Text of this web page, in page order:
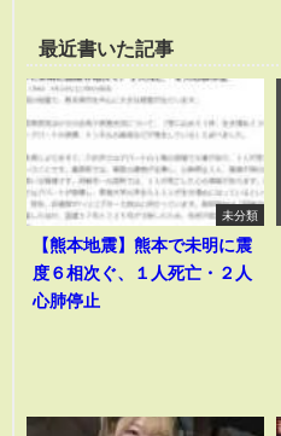
最近書いた記事
未分類
【熊本地震】熊本で未明に震
度６相次ぐ、１人死亡・２人
心肺停止